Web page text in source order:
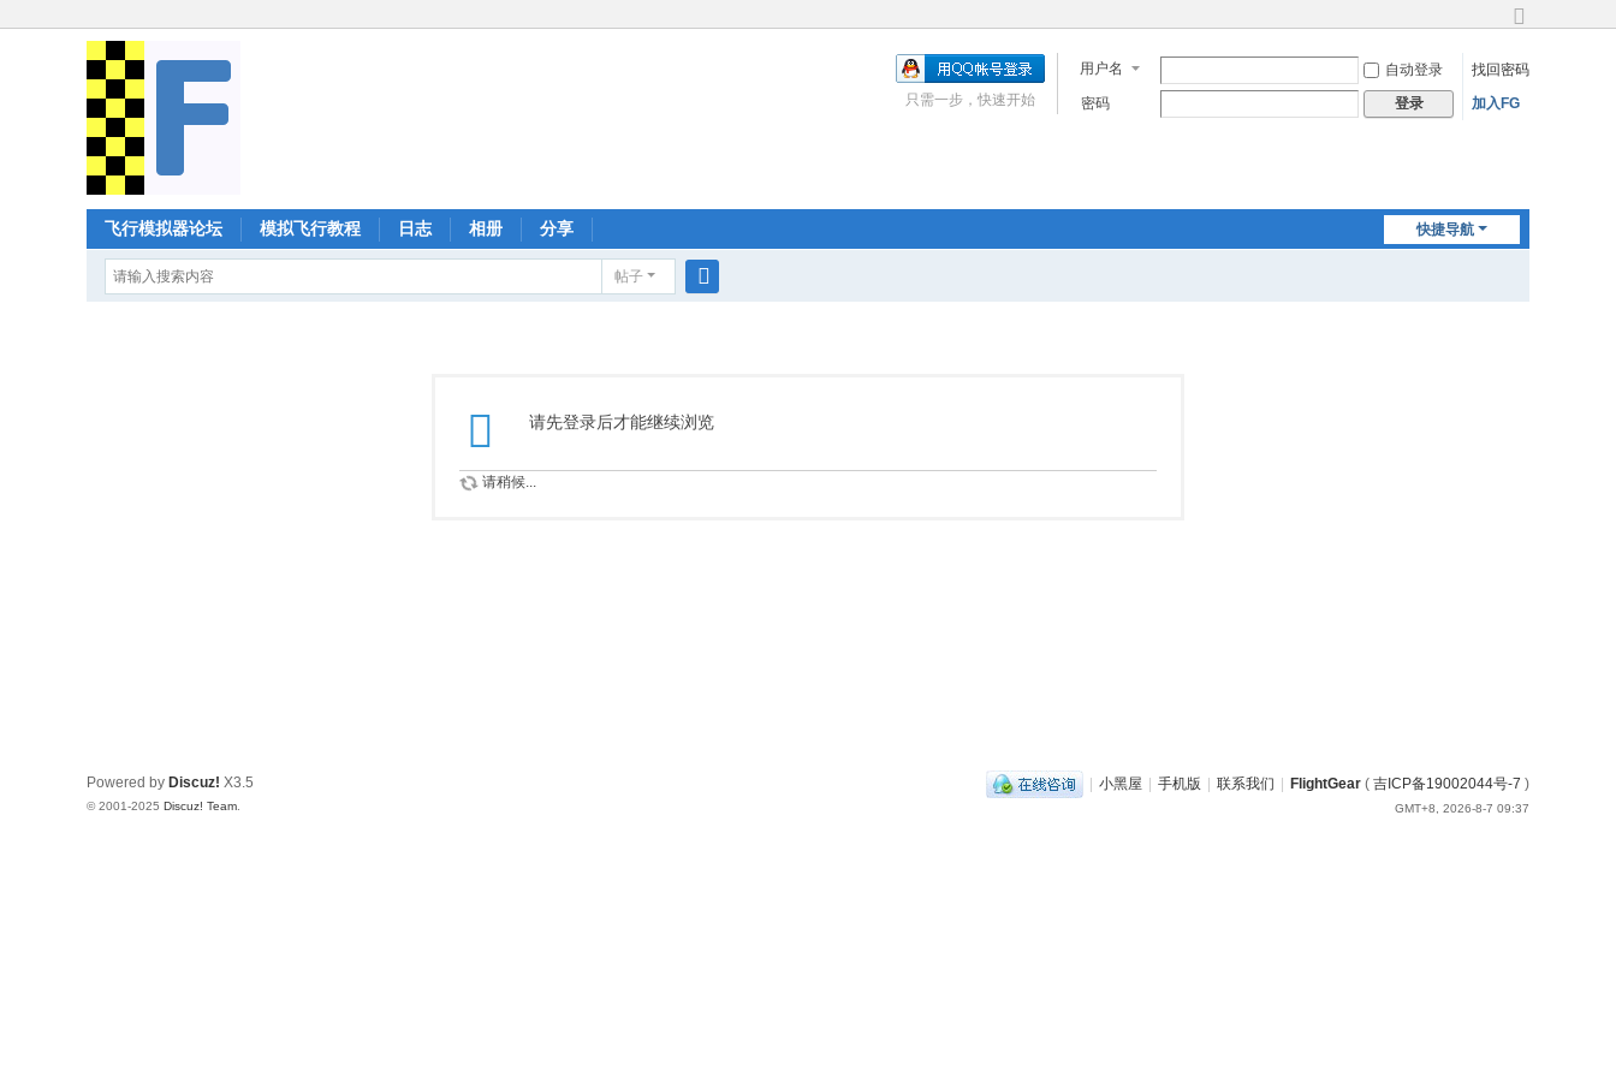
换
到
宽
用户名 自动登录
找回密码
密码
登录 加入FG
只需一步，快速开始
快捷导航
飞行模拟器论坛 模拟飞行教程 日志 相册 分享
帖子
请先登录后才能继续浏览
请稍候...
| 小黑屋 | 手机版 | 联系我们 | FlightGear ( 吉ICP备19002044号-7 )
GMT+8, 2026-8-7 09:37
Powered by Discuz! X3.5
© 2001-2025 Discuz! Team